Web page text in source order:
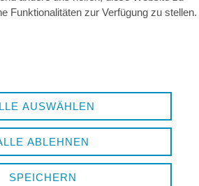
Funktionalitäten zur Verfügung zu stellen.
AUSWÄHLEN
ABLEHNEN
SPEICHERN